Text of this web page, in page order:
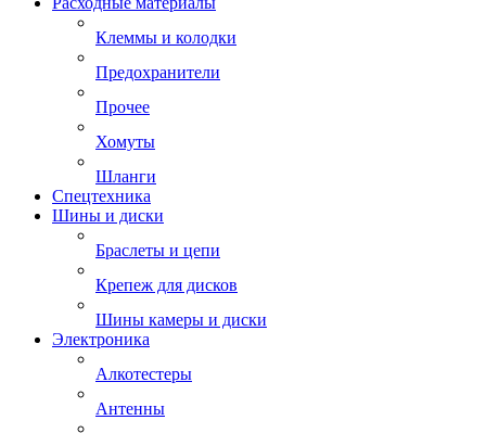
Клеммы и колодки
Предохранители
Прочее
Хомуты
Шланги
Спецтехника
Шины и диски
Браслеты и цепи
Крепеж для дисков
Шины камеры и диски
Электроника
Алкотестеры
Антенны